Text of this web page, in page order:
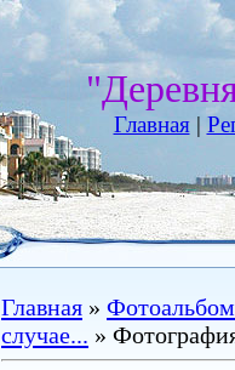
Главная|
Главная » Фотоальбом
случае... »